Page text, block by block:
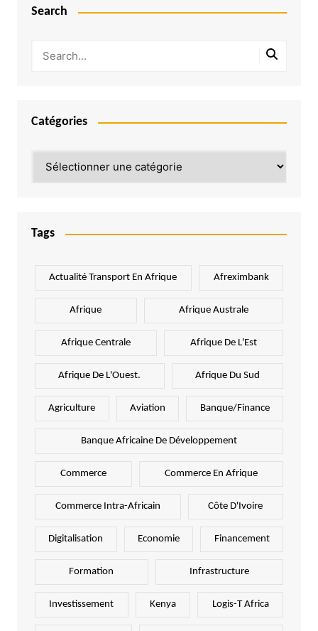
Search
Catégories
Tags
Actualité Transport En Afrique Afreximbank
Afrique Afrique Australe
Afrique Centrale Afrique De L'Est
Afrique De L'Ouest. Afrique Du Sud
Agriculture Aviation Banque/Finance
Banque Africaine De Développement
Commerce Commerce En Afrique
Commerce Intra-Africain Côte D'Ivoire
Digitalisation Economie Financement
Formation Infrastructure
Investissement Kenya Logis-T Africa